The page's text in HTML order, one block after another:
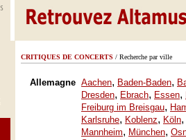
CRITIQUES DE CONCERTS / Recherche par ville
Allemagne Aachen, Baden-Baden,
Dresden, Ebrach, Essen,
Freiburg im Breisgau,
Karlsruhe, Koblenz, Köln,
Mannheim, München,